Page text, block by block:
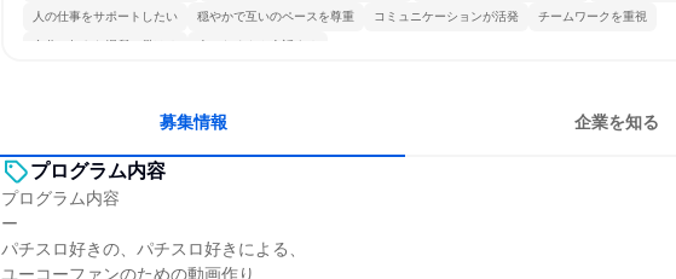
人の仕事をサポートしたい 穏やかで互いのペースを尊重 コミュニケーションが活発 チームワークを重視
自分の好きな場所で働ける 人とたくさん会話する
募集情報 企業を知る
プログラム内容
プログラム内容
ー
パチスロ好きの、パチスロ好きによる、
ユーコーファンのための動画作り